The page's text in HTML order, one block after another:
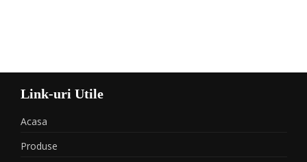
Link-uri Utile
Acasa
Produse